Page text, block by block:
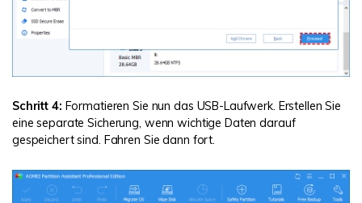
Schritt 4: Formatieren Sie nun das USB-Laufwerk. Erstellen Sie
eine separate Sicherung, wenn wichtige Daten darauf
gespeichert sind. Fahren Sie dann fort.